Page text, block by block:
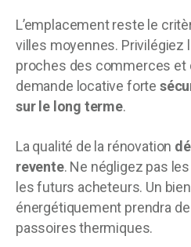
L’emplacement reste le
villes moyennes. Privilégiez
proches des commerces et
demande locative forte
sur le long terme.
La qualité de la rénovation
revente. Ne négligez pas
les futurs acheteurs. Un
énergétiquement prendra
passoires thermiques.